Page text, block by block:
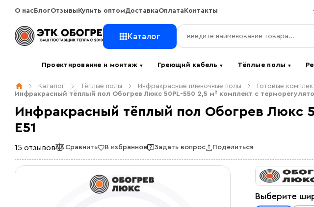
О нас БлогОтзывы Купить оптомДоставкаОплата Контакты
Каталог
Проектирование и монтаж ▼ Греющий кабель▼ Тёплые полы ▼
Каталог Тёплые полы Инфракрасные пленочные полы
Готовые
Инфракрасный тёплый пол Обогрев Люкс 50PL-550 2,5 м² комплект c
Инфракрасный тёплый пол Обогрев Люкс
E51
15 отзывов Сравнить В избранное Задать вопрос Поделиться
Выберите